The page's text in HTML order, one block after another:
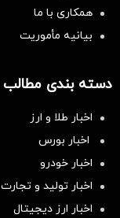
همکاری با ما
بیانیه مأموریت
دسته بندی مطالب
اخبار طلا و ارز
اخبار بورس
اخبار خودرو
اخبار تولید و تجارت
اخبار ارز دیجیتال